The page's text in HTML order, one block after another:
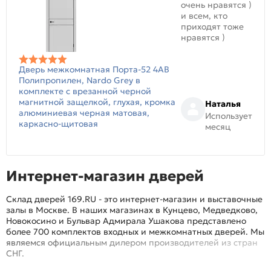
Дверь межкомнатная Порта-52 4AB
Полипропилен, Nardo Grey в
комплекте с врезанной черной
магнитной защелкой, глухая, кромка
алюминиевая черная матовая,
каркасно-щитовая
очень нравятся )
и всем, кто
приходят тоже
нравятся )
Наталья
Использует
месяц
Интернет-магазин дверей
Склад дверей 169.RU - это интернет-магазин и выставочные
залы в Москве. В наших магазинах в Кунцево, Медведково,
Новокосино и Бульвар Адмирала Ушакова представлено
более 700 комплектов входных и межкомнатных дверей. Мы
являемся официальным дилером производителей из стран
СНГ.